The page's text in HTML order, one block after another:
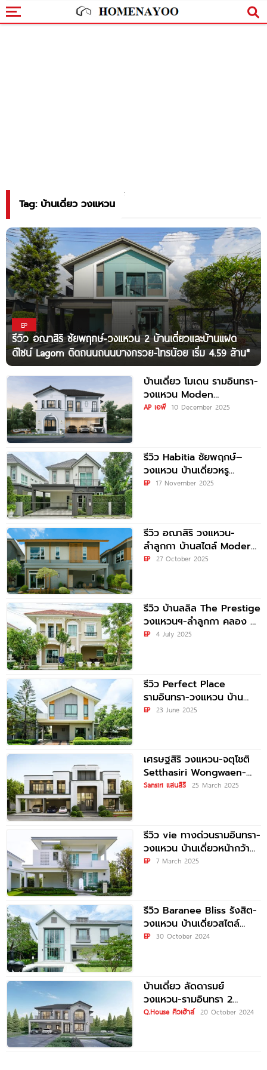
Tag: บ้านเดี่ยว วงแหวน
EP
รีวิว อณาสิริ ชัยพฤกษ์-วงแหวน 2 บ้านเดี่ยวและบ้านแฝด
ดีไซน์ Lagom ติดถนนถนนบางกรวย-ไทรน้อย เริ่ม 4.59 ล้าน*
บ้านเดี่ยว โมเดน รามอินทรา-
วงแหวน Moden
Ramintra-Wongwaen
AP เอพี 10 December 2025
รีวิว Habitia ชัยพฤกษ์–
วงแหวน บ้านเดี่ยวหรู
Modern European สังคม
EP 17 November 2025
รีวิว อณาสิริ วงแหวน-
ลำลูกกา บ้านสไตล์ Modern
Japanese ส่วนกลางครบ
EP 27 October 2025
รีวิว บ้านลลิล The Prestige
วงแหวนฯ-ลำลูกกา คลอง 6
บ้านหรูสไตล์ French
EP 4 July 2025
รีวิว Perfect Place
รามอินทรา-วงแหวน บ้าน
ที่ดินใหญ่ Minimalist
EP 23 June 2025
เศรษฐสิริ วงแหวน-จตุโชติ
Setthasiri Wongwaen-
Chatucho บ้านสไตล์
Sansiri แสนสิริ 25 March 2025
รีวิว vie ทางด่วนรามอินทรา-
วงแหวน บ้านเดี่ยวหน้ากว้าง
ใกล้ทางด่วนฉลองรัช (ด่าน
EP 7 March 2025
รีวิว Baranee Bliss รังสิต-
วงแหวน บ้านเดี่ยวสไตล์
Modern British Luxury
EP 30 October 2024
บ้านเดี่ยว ลัดดารมย์
วงแหวน-รามอินทรา 2
Laddarom Wongwaen-
Q.House คิวเฮ้าส์ 20 October 2024